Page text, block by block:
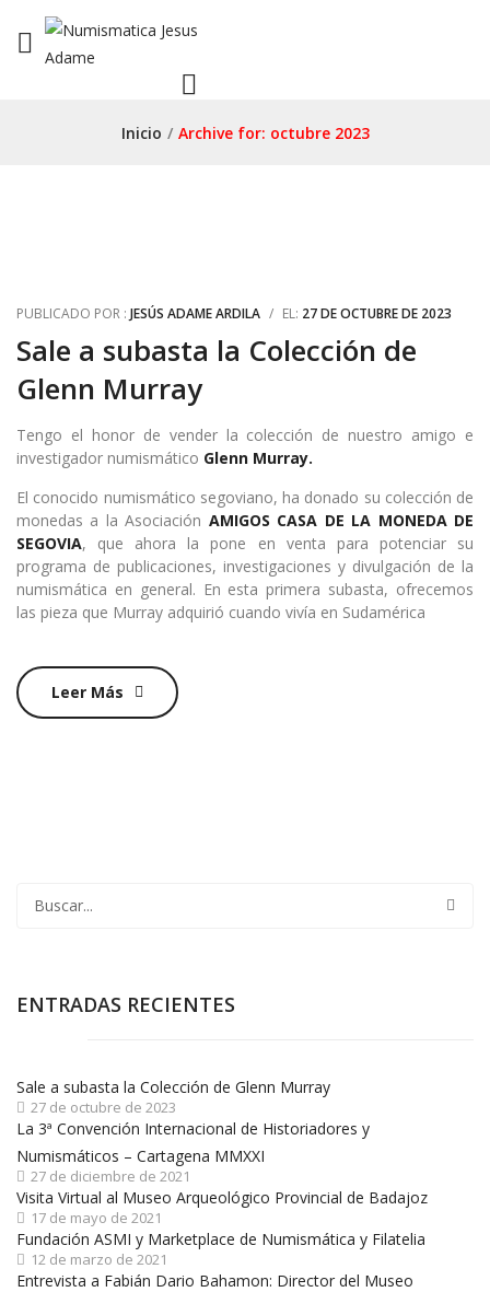
Inicio / Archive for: octubre 2023
PUBLICADO POR : JESÚS ADAME ARDILA / EL: 27 DE OCTUBRE DE 2023
Sale a subasta la Colección de
Glenn Murray
Tengo el honor de vender la colección de nuestro amigo e
investigador numismático Glenn Murray.
El conocido numismático segoviano, ha donado su colección de
monedas a la Asociación AMIGOS CASA DE LA MONEDA DE
SEGOVIA, que ahora la pone en venta para potenciar su
programa de publicaciones, investigaciones y divulgación de la
numismática en general. En esta primera subasta, ofrecemos
las pieza que Murray adquirió cuando vivía en Sudamérica
Leer Más
ENTRADAS RECIENTES
Sale a subasta la Colección de Glenn Murray
27 de octubre de 2023
La 3ª Convención Internacional de Historiadores y
Numismáticos – Cartagena MMXXI
27 de diciembre de 2021
Visita Virtual al Museo Arqueológico Provincial de Badajoz
17 de mayo de 2021
Fundación ASMI y Marketplace de Numismática y Filatelia
12 de marzo de 2021
Entrevista a Fabián Dario Bahamon: Director del Museo